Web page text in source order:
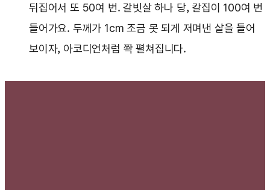
뒤집어서 또 50여 번. 갈빗살 하나 당, 칼집이 100여 번
들어가요. 두께가 1cm 조금 못 되게 저며낸 살을 들어
보이자, 아코디언처럼 쫙 펼쳐집니다.